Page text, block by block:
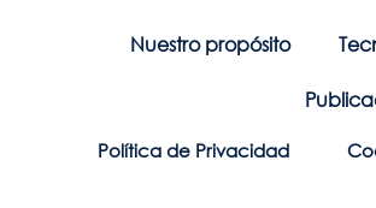
Nuestro propósito
Política de Privacidad